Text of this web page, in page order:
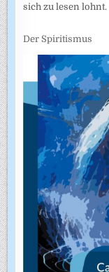
sich zu lesen lohnt.
Der Spiritismus